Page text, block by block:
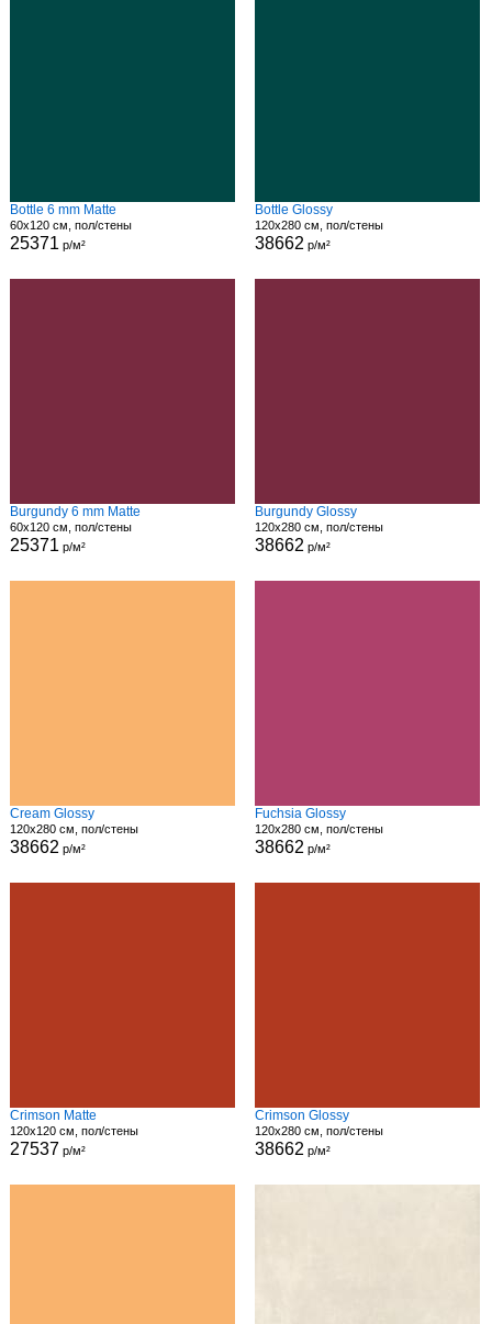
Bottle 6 mm Matte
60x120 см, пол/стены
25371 р/м²
Bottle Glossy
120x280 см, пол/стены
38662 р/м²
Burgundy 6 mm Matte
60x120 см, пол/стены
25371 р/м²
Burgundy Glossy
120x280 см, пол/стены
38662 р/м²
Cream Glossy
120x280 см, пол/стены
38662 р/м²
Fuchsia Glossy
120x280 см, пол/стены
38662 р/м²
Crimson Matte
120x120 см, пол/стены
27537 р/м²
Crimson Glossy
120x280 см, пол/стены
38662 р/м²